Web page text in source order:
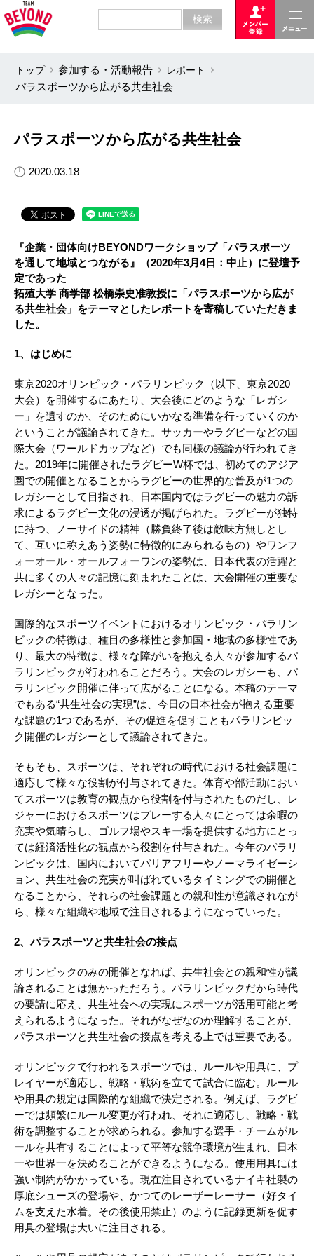
トップ 参加する・活動報告
レポート
パラスポーツから広がる共生社会
パラスポーツから広がる共生社会
2020.03.18
『企業・団体向けBEYONDワークショップ「パラスポーツ
を通して地域とつながる』（2020年3月4日：中止）に登壇予
定であった
拓殖大学 商学部 松橋崇史准教授に「パラスポーツから広が
る共生社会」をテーマとしたレポートを寄稿していただきま
した。
1、はじめに
東京2020オリンピック・パラリンピック（以下、東京2020
大会）を開催するにあたり、大会後にどのような「レガシ
ー」を遺すのか、そのためにいかなる準備を行っていくのか
ということが議論されてきた。サッカーやラグビーなどの国
際大会（ワールドカップなど）でも同様の議論が行われてき
た。2019年に開催されたラグビーW杯では、初めてのアジア
圏での開催となることからラグビーの世界的な普及が1つの
レガシーとして目指され、日本国内ではラグビーの魅力の訴
求によるラグビー文化の浸透が掲げられた。ラグビーが独特
に持つ、ノーサイドの精神（勝負終了後は敵味方無しとし
て、互いに称えあう姿勢に特徴的にみられるもの）やワンフ
ォーオール・オールフォーワンの姿勢は、日本代表の活躍と
共に多くの人々の記憶に刻まれたことは、大会開催の重要な
レガシーとなった。
国際的なスポーツイベントにおけるオリンピック・パラリン
ピックの特徴は、種目の多様性と参加国・地域の多様性であ
り、最大の特徴は、様々な障がいを抱える人々が参加するパ
ラリンピックが行われることだろう。大会のレガシーも、パ
ラリンピック開催に伴って広がることになる。本稿のテーマ
でもある“共生社会の実現”は、今日の日本社会が抱える重要
な課題の1つであるが、その促進を促すこともパラリンピッ
ク開催のレガシーとして議論されてきた。
そもそも、スポーツは、それぞれの時代における社会課題に
適応して様々な役割が付与されてきた。体育や部活動におい
てスポーツは教育の観点から役割を付与されたものだし、レ
ジャーにおけるスポーツはプレーする人々にとっては余暇の
充実や気晴らし、ゴルフ場やスキー場を提供する地方にとっ
ては経済活性化の観点から役割を付与された。今年のパラリ
ンピックは、国内においてバリアフリーやノーマライゼーシ
ョン、共生社会の充実が叫ばれているタイミングでの開催と
なることから、それらの社会課題との親和性が意識されなが
ら、様々な組織や地域で注目されるようになっていった。
2、パラスポーツと共生社会の接点
オリンピックのみの開催となれば、共生社会との親和性が議
論されることは無かっただろう。パラリンピックだから時代
の要請に応え、共生社会への実現にスポーツが活用可能と考
えられるようになった。それがなぜなのか理解することが、
パラスポーツと共生社会の接点を考える上では重要である。
オリンピックで行われるスポーツでは、ルールや用具に、プ
レイヤーが適応し、戦略・戦術を立てて試合に臨む。ルール
や用具の規定は国際的な組織で決定される。例えば、ラグビ
ーでは頻繁にルール変更が行われ、それに適応し、戦略・戦
術を調整することが求められる。参加する選手・チームがル
ールを共有することによって平等な競争環境が生まれ、日本
一や世界一を決めることができるようになる。使用用具には
強い制約がかかっている。現在注目されているナイキ社製の
厚底シューズの登場や、かつてのレーザーレーサー（好タイ
ムを支えた水着。その後使用禁止）のように記録更新を促す
用具の登場は大いに注目される。